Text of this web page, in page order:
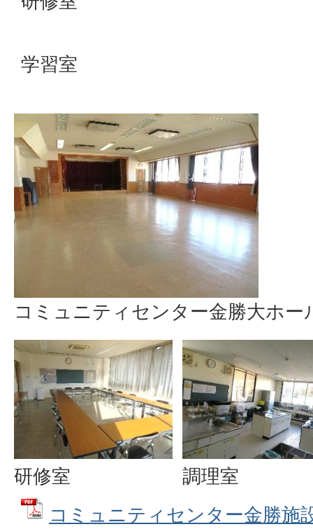
学習室
コミュニティセンター金勝大ホー
研修室
調理室
コミュニティセンター金勝施